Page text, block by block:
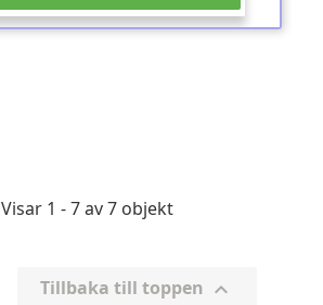
Visar 1 - 7 av 7 objekt
Tillbaka till toppen 